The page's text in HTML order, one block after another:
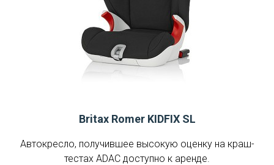
Britax Romer KIDFIX SL
Автокресло, получившее высокую оценку на краш-
тестах ADAC доступно к аренде.